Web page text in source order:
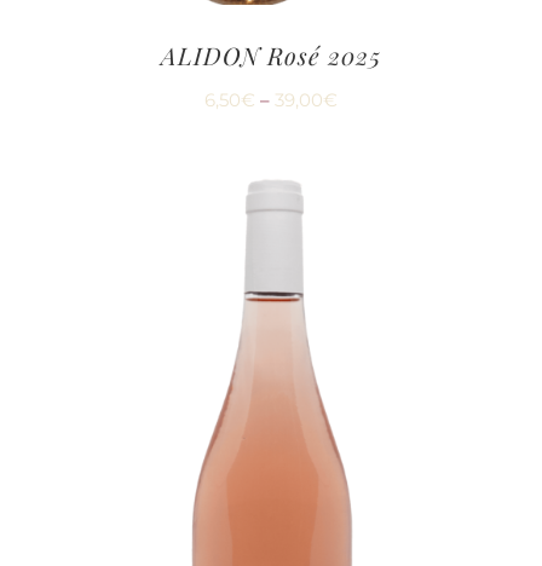
ALIDON Rosé 2025
6,50€ – 39,00€